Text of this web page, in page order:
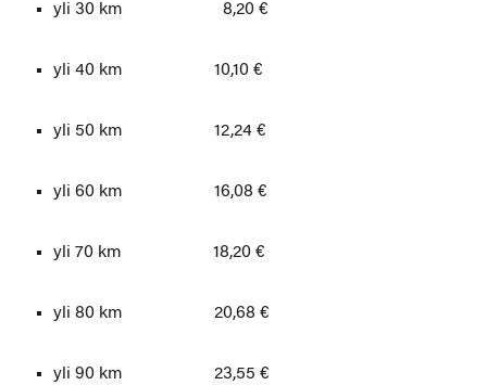
yli 30 km 8,20 €
yli 40 km 10,10 €
yli 50 km 12,24 €
yli 60 km 16,08 €
yli 70 km 18,20 €
yli 80 km 20,68 €
yli 90 km 23,55 €